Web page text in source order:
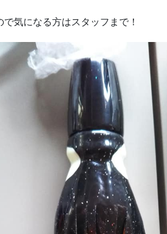
気になる方はスタッフまで！